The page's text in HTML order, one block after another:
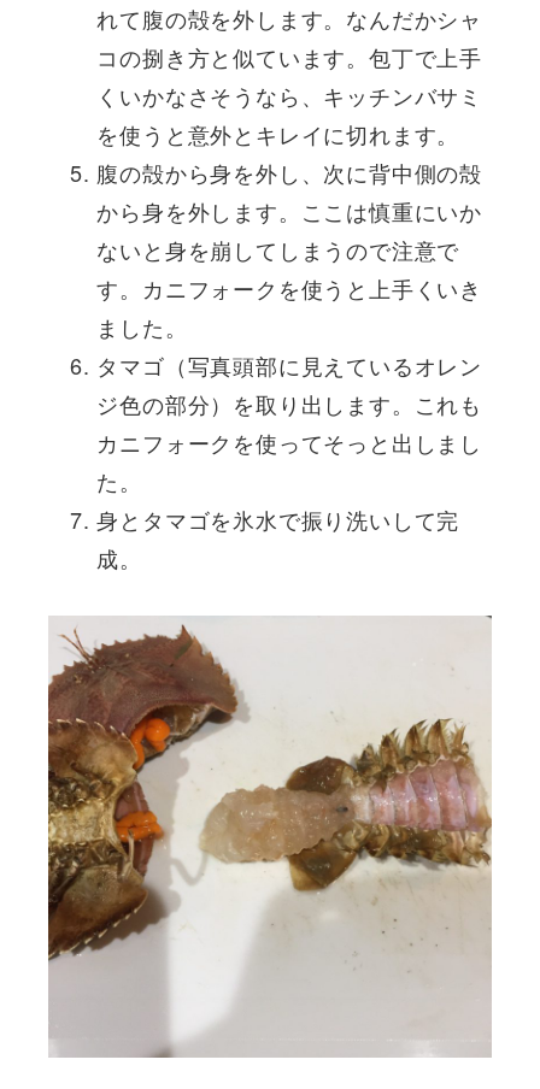
れて腹の殻を外します。なんだかシャ
コの捌き方と似ています。包丁で上手
くいかなさそうなら、キッチンバサミ
を使うと意外とキレイに切れます。
腹の殻から身を外し、次に背中側の殻
から身を外します。ここは慎重にいか
ないと身を崩してしまうので注意で
す。カニフォークを使うと上手くいき
ました。
タマゴ（写真頭部に見えているオレン
ジ色の部分）を取り出します。これも
カニフォークを使ってそっと出しまし
た。
身とタマゴを氷水で振り洗いして完
成。